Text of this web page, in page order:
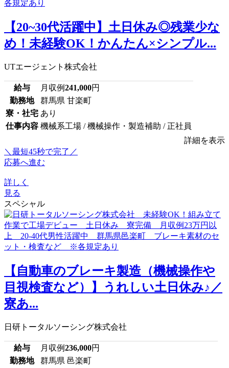
【20~30代活躍中】土日休み◎残業少な
め！未経験OK！かんたん×シンプル...
UTエージェント株式会社
給与 月収例241,000円
勤務地
群馬県 甘楽町
寮・社宅 あり
仕事内容 機械系工場 / 機械操作・製造補助 / 正社員
詳細を表示
＼最短45秒で完了／
応募へ進む
詳しく
見る
スペシャル
【自動車のブレーキ製造（機械操作や
目視検査など）】うれしい土日休み♪／
寮あ...
日研トータルソーシング株式会社
給与 月収例236,000円
勤務地
群馬県 邑楽町